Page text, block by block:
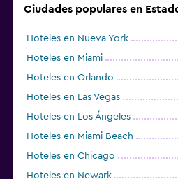
Ciudades populares en
Hoteles en Nueva York
Hoteles en Miami
Hoteles en Orlando
Hoteles en Las Vegas
Hoteles en Los Ángeles
Hoteles en Miami Beach
Hoteles en Chicago
Hoteles en Newark